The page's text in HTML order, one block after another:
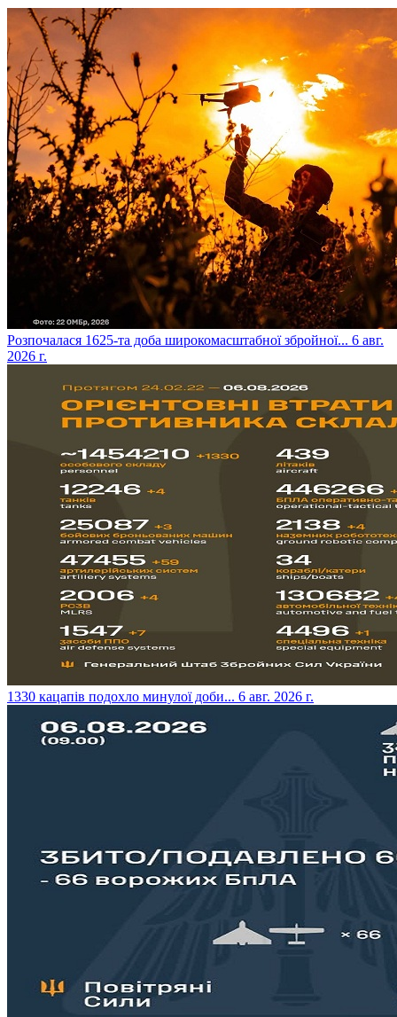
​Розпочалася 1625-та доба широкомасштабної збройної... 6 авг.
2026 г.
​1330 кацапів подохло минулої доби... 6 авг. 2026 г.